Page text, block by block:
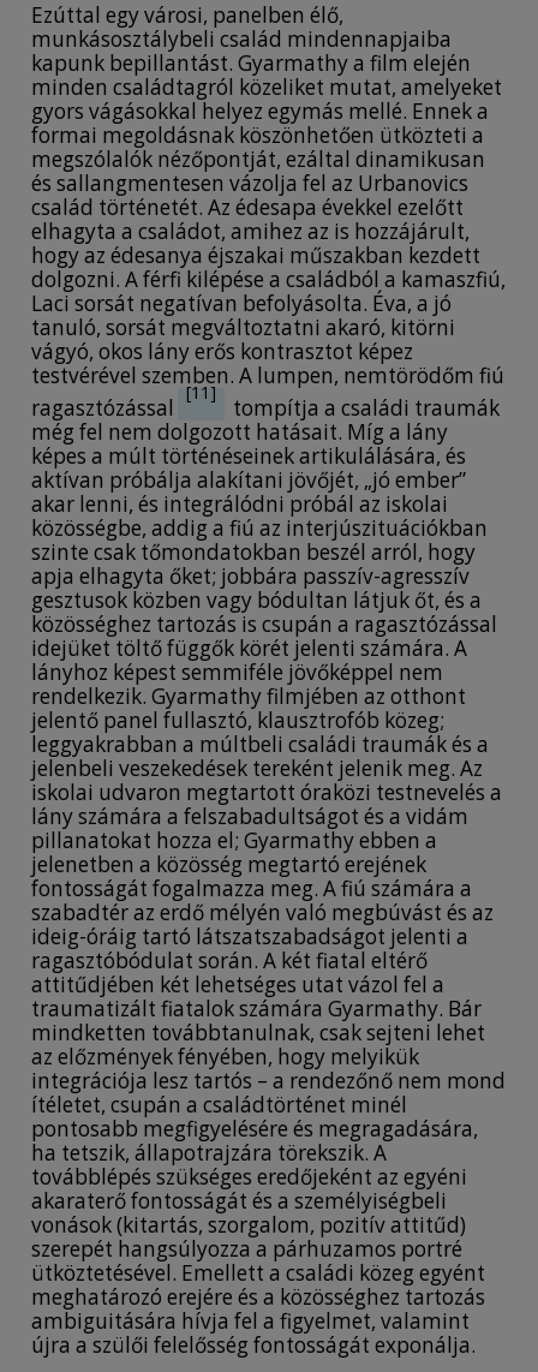
Ezúttal egy városi, panelben élő,
munkásosztálybeli család mindennapjaiba
kapunk bepillantást. Gyarmathy a film elején
minden családtagról közeliket mutat, amelyeket
gyors vágásokkal helyez egymás mellé. Ennek a
formai megoldásnak köszönhetően ütközteti a
megszólalók nézőpontját, ezáltal dinamikusan
és sallangmentesen vázolja fel az Urbanovics
család történetét. Az édesapa évekkel ezelőtt
elhagyta a családot, amihez az is hozzájárult,
hogy az édesanya éjszakai műszakban kezdett
dolgozni. A férfi kilépése a családból a kamaszfiú,
Laci sorsát negatívan befolyásolta. Éva, a jó
tanuló, sorsát megváltoztatni akaró, kitörni
vágyó, okos lány erős kontrasztot képez
testvérével szemben. A lumpen, nemtörödőm fiú
ragasztózással
[11]
tompítja a családi traumák
még fel nem dolgozott hatásait. Míg a lány
képes a múlt történéseinek artikulálására, és
aktívan próbálja alakítani jövőjét, „jó ember”
akar lenni, és integrálódni próbál az iskolai
közösségbe, addig a fiú az interjúszituációkban
szinte csak tőmondatokban beszél arról, hogy
apja elhagyta őket; jobbára passzív-agresszív
gesztusok közben vagy bódultan látjuk őt, és a
közösséghez tartozás is csupán a ragasztózással
idejüket töltő függők körét jelenti számára. A
lányhoz képest semmiféle jövőképpel nem
rendelkezik. Gyarmathy filmjében az otthont
jelentő panel fullasztó, klausztrofób közeg;
leggyakrabban a múltbeli családi traumák és a
jelenbeli veszekedések tereként jelenik meg. Az
iskolai udvaron megtartott óraközi testnevelés a
lány számára a felszabadultságot és a vidám
pillanatokat hozza el; Gyarmathy ebben a
jelenetben a közösség megtartó erejének
fontosságát fogalmazza meg. A fiú számára a
szabadtér az erdő mélyén való megbúvást és az
ideig-óráig tartó látszatszabadságot jelenti a
ragasztóbódulat során. A két fiatal eltérő
attitűdjében két lehetséges utat vázol fel a
traumatizált fiatalok számára Gyarmathy. Bár
mindketten továbbtanulnak, csak sejteni lehet
az előzmények fényében, hogy melyikük
integrációja lesz tartós – a rendezőnő nem mond
ítéletet, csupán a családtörténet minél
pontosabb megfigyelésére és megragadására,
ha tetszik, állapotrajzára törekszik. A
továbblépés szükséges eredőjeként az egyéni
akaraterő fontosságát és a személyiségbeli
vonások (kitartás, szorgalom, pozitív attitűd)
szerepét hangsúlyozza a párhuzamos portré
ütköztetésével. Emellett a családi közeg egyént
meghatározó erejére és a közösséghez tartozás
ambiguitására hívja fel a figyelmet, valamint
újra a szülői felelősség fontosságát exponálja.